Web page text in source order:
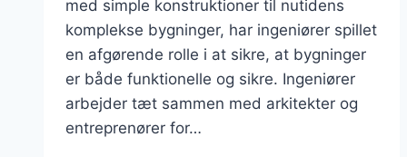
med simple konstruktioner til nutidens
komplekse bygninger, har ingeniører spillet
en afgørende rolle i at sikre, at bygninger
er både funktionelle og sikre. Ingeniører
arbejder tæt sammen med arkitekter og
entreprenører for…